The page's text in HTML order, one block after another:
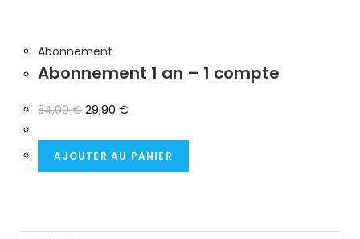
Abonnement
Abonnement 1 an – 1 compte
54,00€ 29,90€
AJOUTER AU PANIER